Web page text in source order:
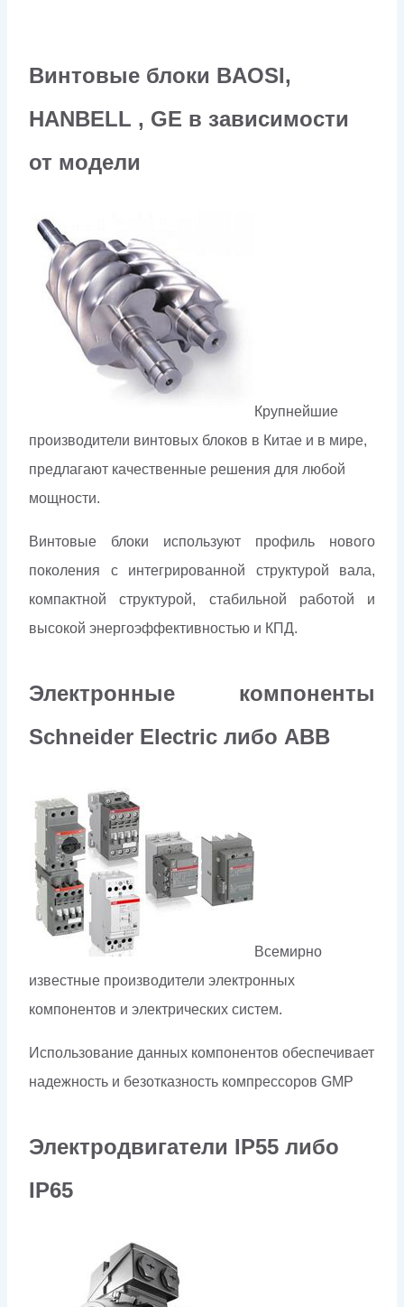
Винтовые блоки BAOSI,
HANBELL , GE в зависимости
от модели
Крупнейшие
производители винтовых блоков в Китае и в мире,
предлагают качественные решения для любой
мощности.
Винтовые блоки используют профиль нового
поколения с интегрированной структурой вала,
компактной структурой, стабильной работой и
высокой энергоэффективностью и КПД.
Электронные компоненты
Schneider Electriс либо ABB
Всемирно
известные производители электронных
компонентов и электрических систем.
Использование данных компонентов обеспечивает
надежность и безотказность компрессоров GMP
Электродвигатели IP55 либо
IP65